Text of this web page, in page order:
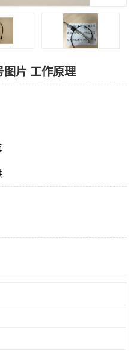
图片 工作原理